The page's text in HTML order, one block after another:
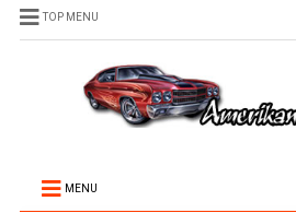
TOP MENU
MENU